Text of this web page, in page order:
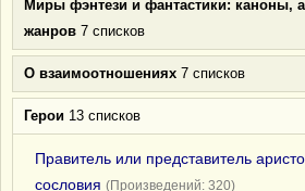
Миры фэнтези и фантастики: каноны,
жанров 7 списков
О взаимоотношениях 7 списков
Герои 13 списков
Правитель или представитель
сословия (Произведений: 320)